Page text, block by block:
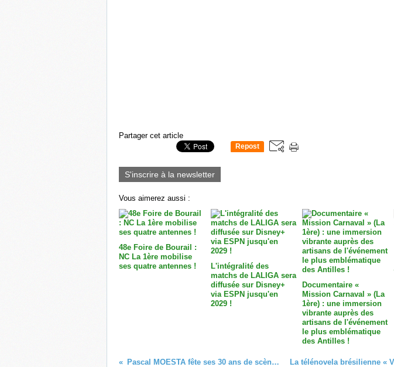
Partager cet article
Repost
S'inscrire à la newsletter
Vous aimerez aussi :
48e Foire de Bourail :
NC La 1ère mobilise
ses quatre antennes !
L'intégralité des
matchs de LALIGA sera
diffusée sur Disney+
via ESPN jusqu'en
2029 !
Documentaire «
Mission Carnaval » (La
1ère) : une immersion
vibrante auprès des
artisans de l'événement
le plus emblématique
des Antilles !
Pascal MOESTA fête ses 30 ans de scène sur Guadeloupe La 1ère !